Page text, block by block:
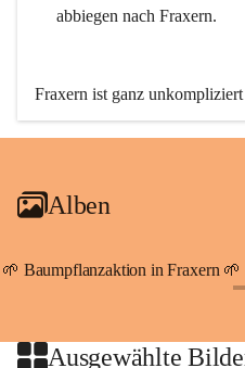
abbiegen nach Fraxern.
Fraxern ist ganz
den öffentlichen
An Samstagen, Sonn- und
persönlichen Linienbus zur
Haltestelle bestellen. Sowohl
beide Fahrten Weiler-Fraxern-
Alben
🌱 Baumpflanzaktion in Fraxern 🌱
Ausgewählte